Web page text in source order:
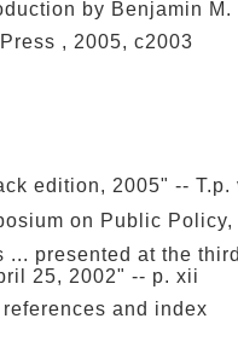
by Benjamin M.
, 2005, c2003
edition, 2005" -- T.p.
on Public
... presented at the
25, 2002" -- p. xii
and index